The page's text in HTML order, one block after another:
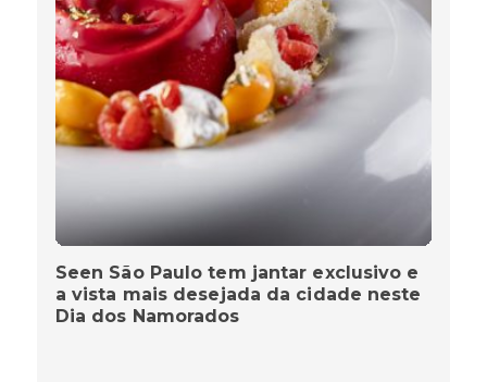
Seen São Paulo tem jantar exclusivo e
a vista mais desejada da cidade neste
Dia dos Namorados